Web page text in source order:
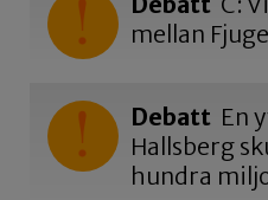
mellan
Debatt En
Hallsberg
hundra